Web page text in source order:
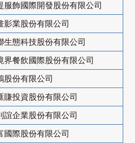
服飾國際開發股份有限公司
影業股份有限公司
生態科技股份有限公司
界餐飲國際股份有限公司
股份有限公司
賺投資股份有限公司
誼企業股份有限公司
國際股份有限公司